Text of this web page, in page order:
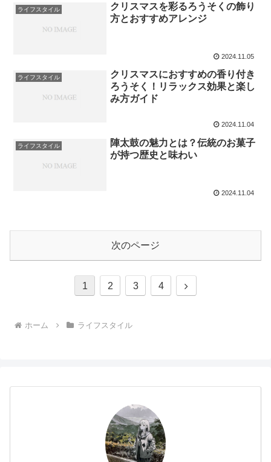
ライフスタイル
クリスマスを彩るろうそくの飾り
方とおすすめアレンジ
2024.11.05
ライフスタイル
クリスマスにおすすめの香り付き
ろうそく！リラックス効果と楽し
み方ガイド
2024.11.04
ライフスタイル
陣太鼓の魅力とは？伝統のお菓子
が持つ歴史と味わい
2024.11.04
次のページ
1 2 3 4
次
ホーム ライフスタイル